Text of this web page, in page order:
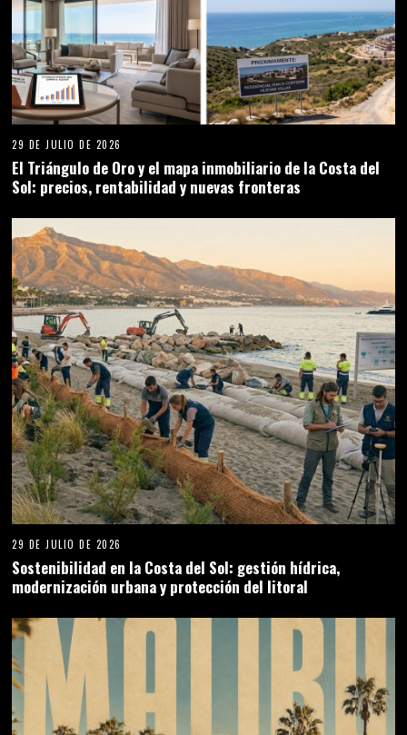
29 DE JULIO DE 2026
El Triángulo de Oro y el mapa inmobiliario de la Costa del
Sol: precios, rentabilidad y nuevas fronteras
29 DE JULIO DE 2026
Sostenibilidad en la Costa del Sol: gestión hídrica,
modernización urbana y protección del litoral